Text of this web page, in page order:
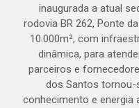
inaugurada a atual
rodovia BR 262, Ponte
10.000m², com
dinâmica, para
parceiros e
dos Santos tornou-
conhecimento e energia